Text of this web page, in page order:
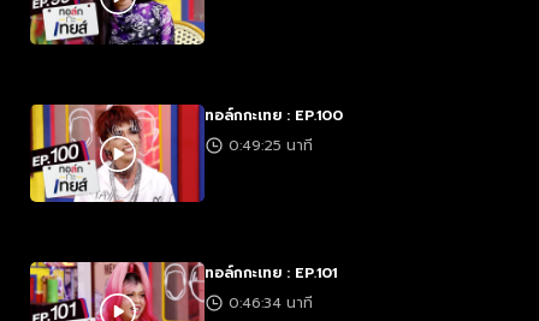
ทอล์กกะเทย : EP.100
0:49:25 นาที
ทอล์กกะเทย : EP.101
0:46:34 นาที